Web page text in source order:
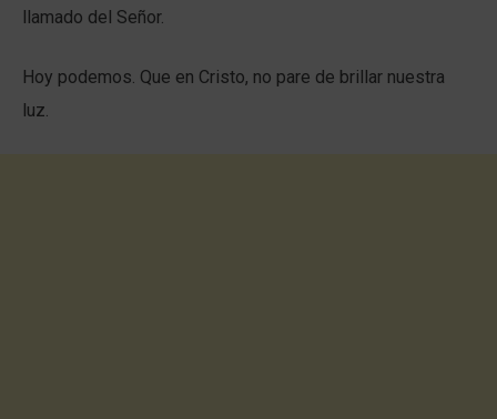
llamado del Señor.
Hoy podemos. Que en Cristo, no pare de brillar nuestra
luz.